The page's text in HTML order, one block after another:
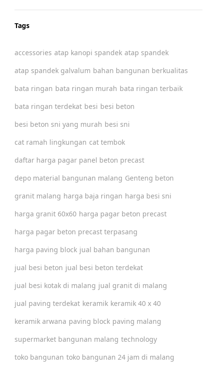
Tags
accessories atap kanopi spandek atap spandek
atap spandek galvalum bahan bangunan berkualitas
bata ringan bata ringan murah bata ringan terbaik
bata ringan terdekat besi besi beton
besi beton sni yang murah besi sni
cat ramah lingkungan cat tembok
daftar harga pagar panel beton precast
depo material bangunan malang Genteng beton
granit malang harga baja ringan harga besi sni
harga granit 60x60 harga pagar beton precast
harga pagar beton precast terpasang
harga paving block jual bahan bangunan
jual besi beton jual besi beton terdekat
jual besi kotak di malang jual granit di malang
jual paving terdekat keramik keramik 40 x 40
keramik arwana paving block paving malang
supermarket bangunan malang technology
toko bangunan toko bangunan 24 jam di malang